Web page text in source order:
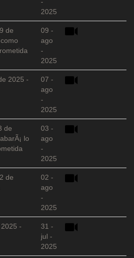
2025
de
09 -
ago
-
2025
2025 -
07 -
ago
-
2025
de
lo
03 -
ago
-
2025
de
02 -
ago
-
2025
-
31 -
jul -
2025